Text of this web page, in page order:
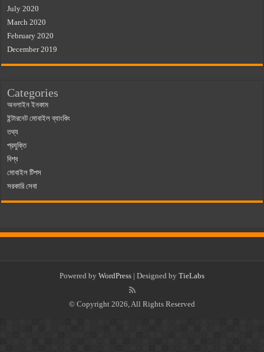
July 2020
March 2020
February 2020
December 2019
Categories
অনলাইন ইনকাম
ইন্টারনেট মোবাইল ব্যাংকিং
তথ্য
প্রযুক্তি
বিশ্ব
মোবাইল টিপস
সরকারি সেবা
Powered by WordPress | Designed by TieLabs
© Copyright 2026, All Rights Reserved